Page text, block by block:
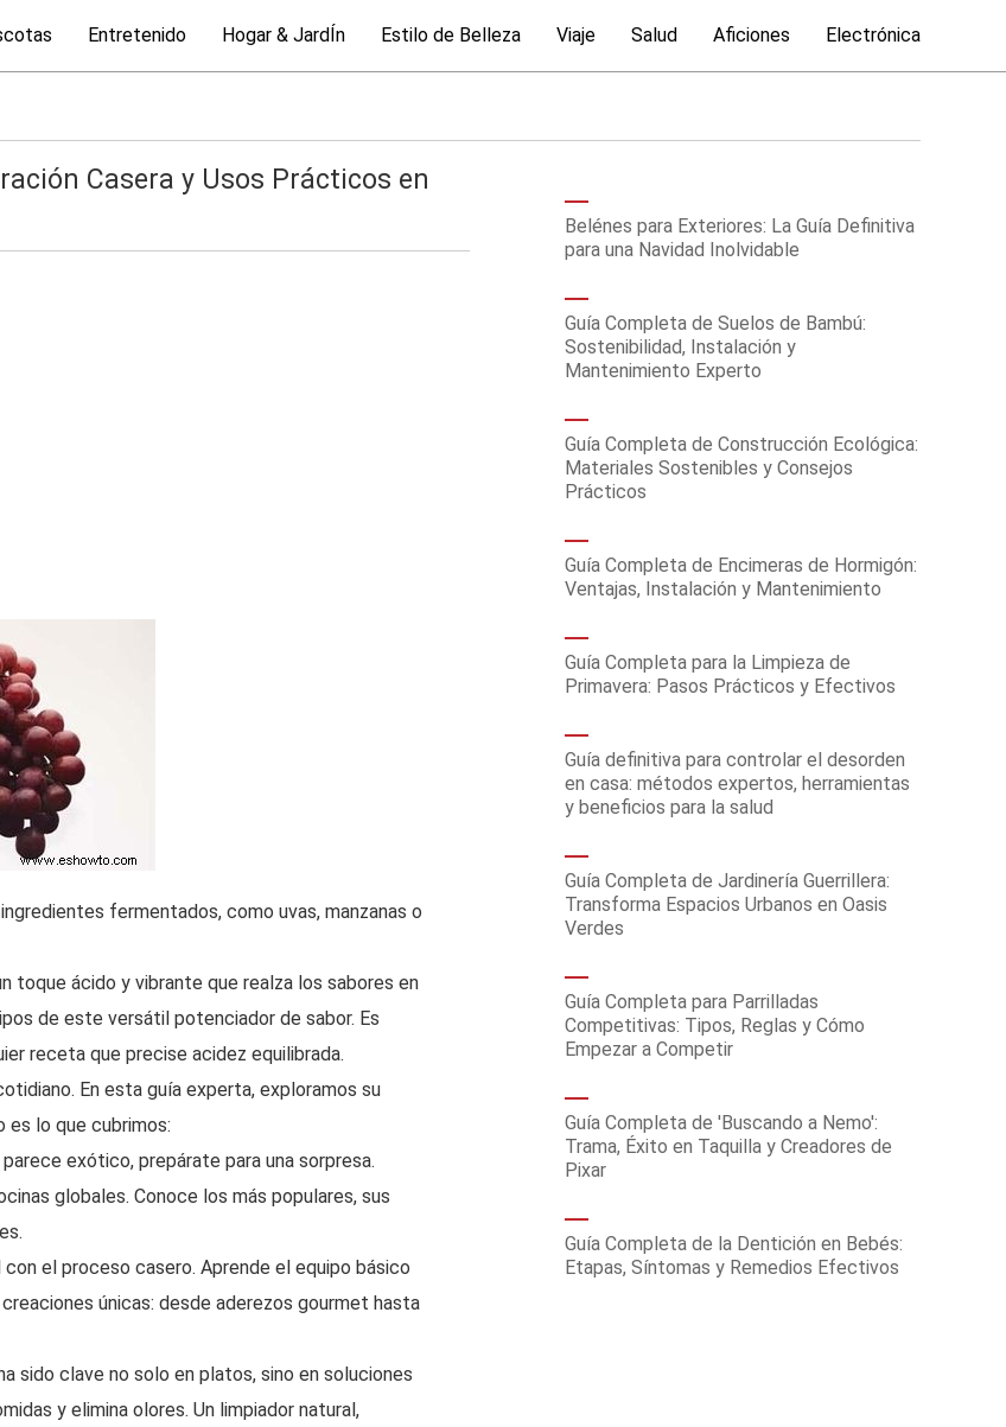
Entretenido Hogar & JardÍn Estilo de Belleza Viaje Salud Aficiones Electrónica
Casera y Usos Prácticos en
fermentados, como uvas, manzanas o
toque ácido y vibrante que realza los sabores en
de este versátil potenciador de sabor. Es
receta que precise acidez equilibrada.
En esta guía experta, exploramos su
es lo que cubrimos:
exótico, prepárate para una sorpresa.
globales. Conoce los más populares, sus
el proceso casero. Aprende el equipo básico
únicas: desde aderezos gourmet hasta
sido clave no solo en platos, sino en soluciones
y elimina olores. Un limpiador natural,
Belénes para Exteriores: La Guía Definitiva
para una Navidad Inolvidable
Guía Completa de Suelos de Bambú:
Sostenibilidad, Instalación y
Mantenimiento Experto
Guía Completa de Construcción Ecológica:
Materiales Sostenibles y Consejos
Prácticos
Guía Completa de Encimeras de Hormigón:
Ventajas, Instalación y Mantenimiento
Guía Completa para la Limpieza de
Primavera: Pasos Prácticos y Efectivos
Guía definitiva para controlar el desorden
en casa: métodos expertos, herramientas
y beneficios para la salud
Guía Completa de Jardinería Guerrillera:
Transforma Espacios Urbanos en Oasis
Verdes
Guía Completa para Parrilladas
Competitivas: Tipos, Reglas y Cómo
Empezar a Competir
Guía Completa de 'Buscando a Nemo':
Trama, Éxito en Taquilla y Creadores de
Pixar
Guía Completa de la Dentición en Bebés:
Etapas, Síntomas y Remedios Efectivos